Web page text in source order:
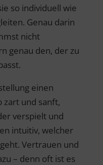
so individuell wie
Genau darin
nicht
genau den, der zu
einen
zart und sanft,
verspielt und
intuitiv, welcher
Vertrauen und
– denn oft ist es